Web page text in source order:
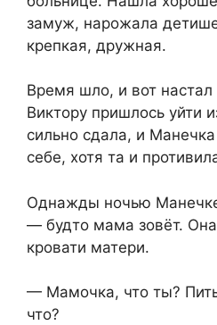
замуж, нарожала
крепкая, дружная.
Время шло, и вот настал
Виктору пришлось уйти
сильно сдала, и
себе, хотя та и
Однажды ночью
— будто мама зовёт.
кровати матери.
— Мамочка, что ты?
что?